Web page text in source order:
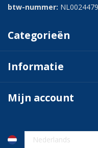
btw-nummer:
Categorieën
Informatie
Mijn account